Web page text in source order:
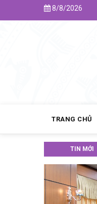
8/8/2026
NAVIGATION
TRANG CHỦ
TIN MỚI